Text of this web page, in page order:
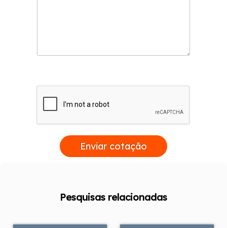
Enviar cotação
Pesquisas relacionadas